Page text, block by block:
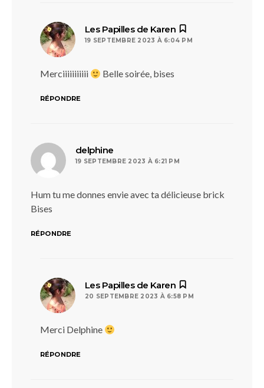
Les Papilles de Karen
19 SEPTEMBRE 2023 À 6:04 PM
Merciiiiiiiiiii Belle soirée, bises
RÉPONDRE
delphine
19 SEPTEMBRE 2023 À 6:21 PM
Hum tu me donnes envie avec ta délicieuse brick
Bises
RÉPONDRE
Les Papilles de Karen
20 SEPTEMBRE 2023 À 6:58 PM
Merci Delphine
RÉPONDRE